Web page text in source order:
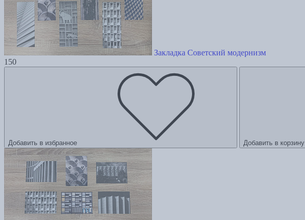
Закладка Советский модернизм
150
Добавить в избранное Добавить в корзину